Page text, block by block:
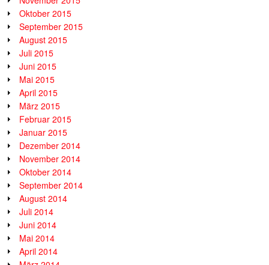
Oktober 2015
September 2015
August 2015
Juli 2015
Juni 2015
Mai 2015
April 2015
März 2015
Februar 2015
Januar 2015
Dezember 2014
November 2014
Oktober 2014
September 2014
August 2014
Juli 2014
Juni 2014
Mai 2014
April 2014